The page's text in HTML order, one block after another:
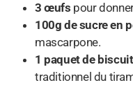
3 œufs pour
100g de sucre en
mascarpone.
1 paquet de
traditionnel du